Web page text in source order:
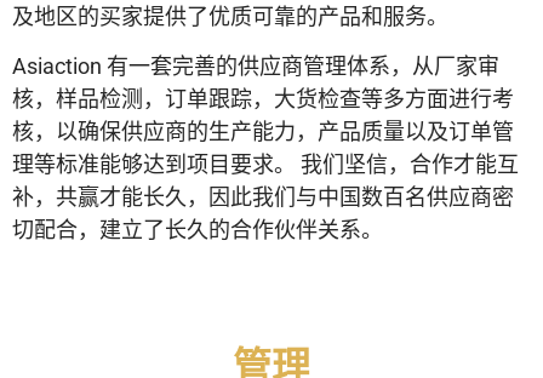
及地区的买家提供了优质可靠的产品和服务。
Asiaction 有一套完善的供应商管理体系，从厂家审
核，样品检测，订单跟踪，大货检查等多方面进行考
核，以确保供应商的生产能力，产品质量以及订单管
理等标准能够达到项目要求。 我们坚信，合作才能互
补，共赢才能长久，因此我们与中国数百名供应商密
切配合，建立了长久的合作伙伴关系。
管理